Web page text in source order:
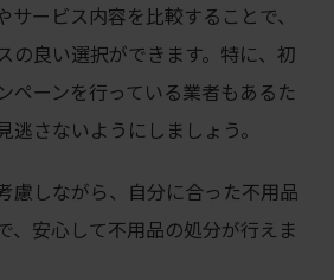
ービス内容を比較することで、
の良い選択ができます。特に、初
ペーンを行っている業者もあるた
逃さないようにしましょう。
慮しながら、自分に合った不用品
、安心して不用品の処分が行えま